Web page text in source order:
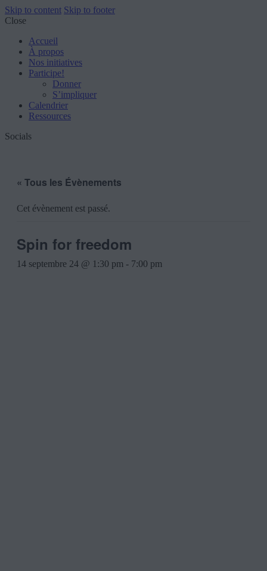
Skip to content Skip to footer
Close
Accueil
À propos
Nos initiatives
Participe!
Donner
S’impliquer
Calendrier
Ressources
Socials
« Tous les Évènements
Cet évènement est passé.
Spin for freedom
14 septembre 24 @ 1:30 pm - 7:00 pm